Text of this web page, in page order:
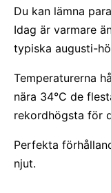
Du kan lämna
Idag är varmare
typiska augusti-
Temperaturerna
nära 34°C de
rekordhögsta för
Perfekta
njut.